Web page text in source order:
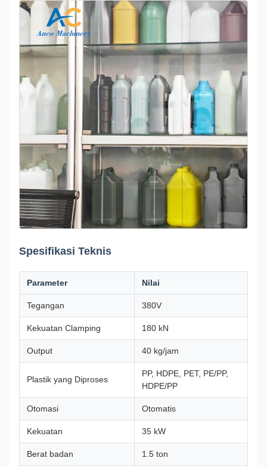
Spesifikasi Teknis
Parameter Nilai
Tegangan 380V
Kekuatan Clamping 180 kN
Output 40 kg/jam
Plastik yang Diproses
PP, HDPE, PET, PE/PP,
HDPE/PP
Otomasi Otomatis
Kekuatan 35 kW
Berat badan 1.5 ton